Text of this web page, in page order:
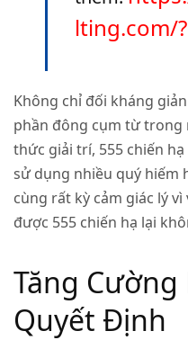
lting.com/
Không chỉ đối kháng
phần đông cụm từ trong
thức giải trí, 555 chiến
sử dụng nhiều quý hiếm
cùng rất kỳ cảm giác lý
được 555 chiến hạ lại
Tăng Cường
Quyết Định